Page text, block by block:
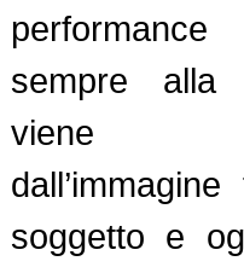
sempre
viene
soggetto e